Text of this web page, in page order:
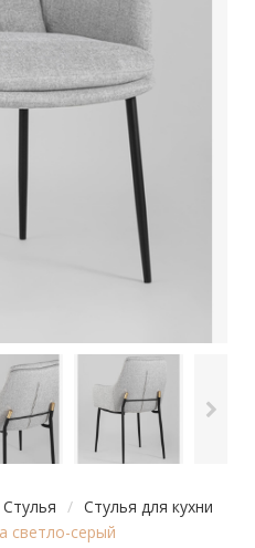
Стулья / Стулья для кухни
светло-серый